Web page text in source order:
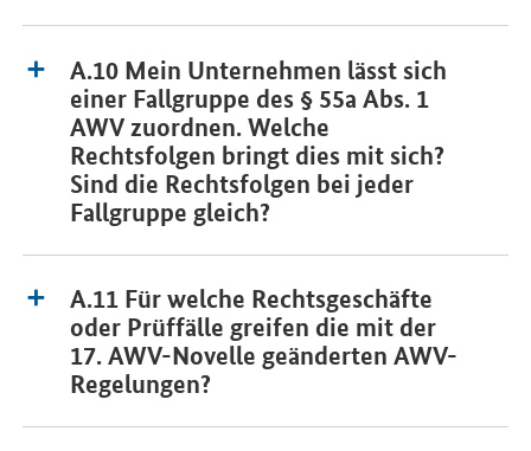
A.10 Mein Unternehmen lässt sich
einer Fallgruppe des § 55a Abs. 1
AWV zuordnen. Welche
Rechtsfolgen bringt dies mit sich?
Sind die Rechtsfolgen bei jeder
Fallgruppe gleich?
A.11 Für welche Rechtsgeschäfte
oder Prüffälle greifen die mit der
17. AWV-Novelle geänderten AWV-
Regelungen?